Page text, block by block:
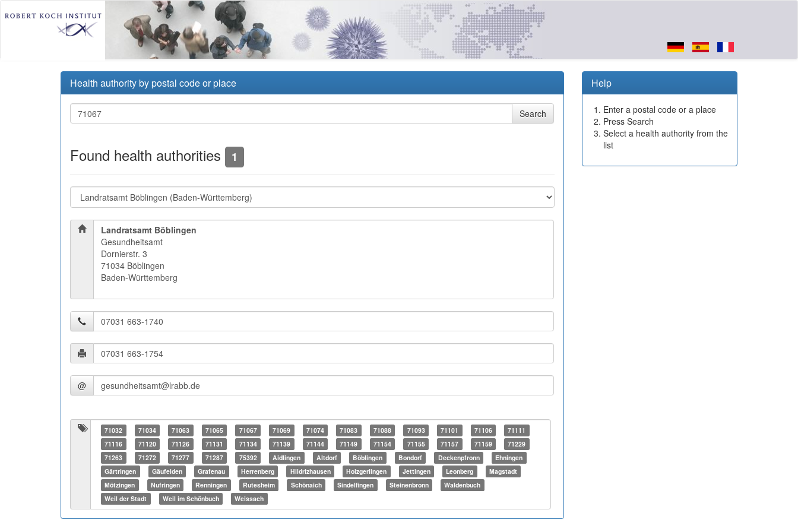
Health authority by postal code or place
Found health authorities 1
Landratsamt Böblingen
Gesundheitsamt
Dornierstr. 3
71034 Böblingen
Baden-Württemberg
@
71032 71034 71063 71065 71067 71069 71074 71083 71088 71093 71101 71106
71111
71116
71120 71126 71131 71134 71139 71144 71149 71154 71155 71157 71159
71229
71263
71272 71277 71287 75392 Aidlingen Altdorf Böblingen Bondorf Deckenpfronn
Ehningen
Gärtringen
Gäufelden Grafenau Herrenberg Hildrizhausen Holzgerlingen Jettingen Leonberg
Magstadt
Mötzingen
Nufringen Renningen Rutesheim Schönaich Sindelfingen Steinenbronn
Waldenbuch
Weil der Stadt
Weil im Schönbuch Weissach
Help
Enter a postal code or a place
Press Search
Select a health authority from the
list